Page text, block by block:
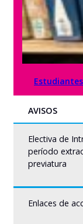
AVISOS
Electiva de
período
previatura
Enlaces de